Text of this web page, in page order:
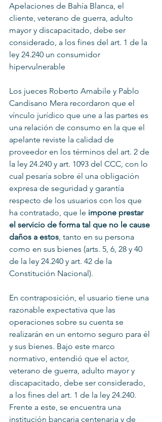
Apelaciones de Bahía Blanca, el
cliente, veterano de guerra, adulto
mayor y discapacitado, debe ser
considerado, a los fines del art. 1 de la
ley 24.240 un consumidor
hipervulnerable
Los jueces Roberto Amabile y Pablo
Candisano Mera recordaron que el
vínculo jurídico que une a las partes es
una relación de consumo en la que el
apelante reviste la calidad de
proveedor en los términos del art. 2 de
la ley 24.240 y art. 1093 del CCC, con lo
cual pesaría sobre él una obligación
expresa de seguridad y garantía
respecto de los usuarios con los que
ha contratado, que le impone prestar
el servicio de forma tal que no le cause
daños a estos , tanto en su persona
como en sus bienes (arts. 5, 6, 28 y 40
de la ley 24.240 y art. 42 de la
Constitución Nacional).
En contraposición, el usuario tiene una
razonable expectativa que las
operaciones sobre su cuenta se
realizarán en un entorno seguro para él
y sus bienes. Bajo este marco
normativo, entendió que el actor,
veterano de guerra, adulto mayor y
discapacitado, debe ser considerado,
a los fines del art. 1 de la ley 24.240.
Frente a este, se encuentra una
institución bancaria centenaria y de